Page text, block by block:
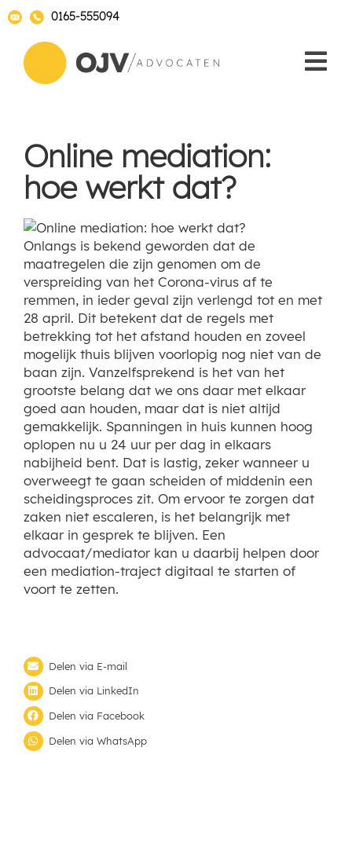
0165-555094
Online mediation:
hoe werkt dat?
Onlangs is bekend geworden dat de
maatregelen die zijn genomen om de
verspreiding van het Corona-virus af te
remmen, in ieder geval zijn verlengd tot en met
28 april. Dit betekent dat de regels met
betrekking tot het afstand houden en zoveel
mogelijk thuis blijven voorlopig nog niet van de
baan zijn. Vanzelfsprekend is het van het
grootste belang dat we ons daar met elkaar
goed aan houden, maar dat is niet altijd
gemakkelijk. Spanningen in huis kunnen hoog
oplopen nu u 24 uur per dag in elkaars
nabijheid bent. Dat is lastig, zeker wanneer u
overweegt te gaan scheiden of middenin een
scheidingsproces zit. Om ervoor te zorgen dat
zaken niet escaleren, is het belangrijk met
elkaar in gesprek te blijven. Een
advocaat/mediator kan u daarbij helpen door
een mediation-traject digitaal te starten of
voort te zetten.
Delen via E-mail
Delen via LinkedIn
Delen via Facebook
Delen via WhatsApp